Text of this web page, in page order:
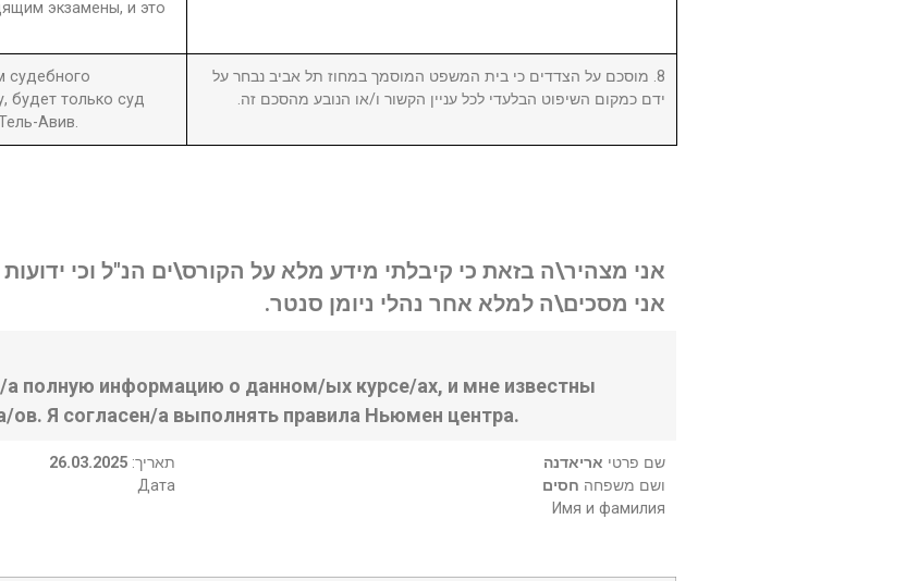
экзамены, и это
судебного
будет только суд
Авив.
8. מוסכם על הצדדים כי בית המשפט המוסמך במחוז תל אביב נבחר על
ידם כמקום השיפוט הבלעדי לכל עניין הקשור ו/או הנובע מהסכם זה.
אני מצהיר\ה בזאת כי קיבלתי מידע מלא על הקורס\ים הנ"ל וכי
אני מסכים\ה למלא אחר נהלי ניומן סנטר.
полную информацию о данном/ых курсе/ах, и мне известны
ов. Я согласен/а выполнять правила Ньюмен центра.
26.03.2025 :תאריך
Дата
שם פרטי אריאדנה
ושם משפחה חסים
Имя и фамилия